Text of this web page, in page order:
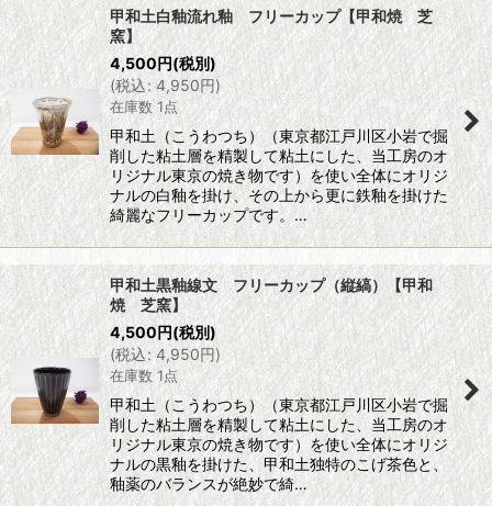
甲和土白釉流れ釉 フリーカップ【甲和焼 芝
窯】
4,500円(税別)
(税込: 4,950円)
在庫数 1点
甲和土（こうわつち）（東京都江戸川区小岩で掘
削した粘土層を精製して粘土にした、当工房のオ
リジナル東京の焼き物です）を使い全体にオリジ
ナルの白釉を掛け、その上から更に鉄釉を掛けた
綺麗なフリーカップです。…
甲和土黒釉線文 フリーカップ（縦縞）【甲和
焼 芝窯】
4,500円(税別)
(税込: 4,950円)
在庫数 1点
甲和土（こうわつち）（東京都江戸川区小岩で掘
削した粘土層を精製して粘土にした、当工房のオ
リジナル東京の焼き物です）を使い全体にオリジ
ナルの黒釉を掛けた、甲和土独特のこげ茶色と、
釉薬のバランスが絶妙で綺…